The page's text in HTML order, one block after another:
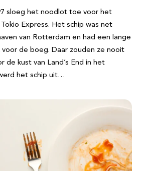
sloeg het noodlot toe voor het
Express. Het schip was net
van Rotterdam en had een lange
voor de boeg. Daar zouden ze nooit
de kust van Land’s End in het
het schip uit…